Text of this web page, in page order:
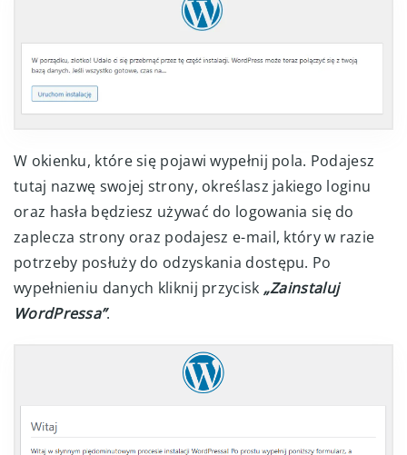
W okienku, które się pojawi wypełnij pola. Podajesz
tutaj nazwę swojej strony, określasz jakiego loginu
oraz hasła będziesz używać do logowania się do
zaplecza strony oraz podajesz e-mail, który w razie
potrzeby posłuży do odzyskania dostępu. Po
wypełnieniu danych kliknij przycisk „Zainstaluj
WordPressa”.